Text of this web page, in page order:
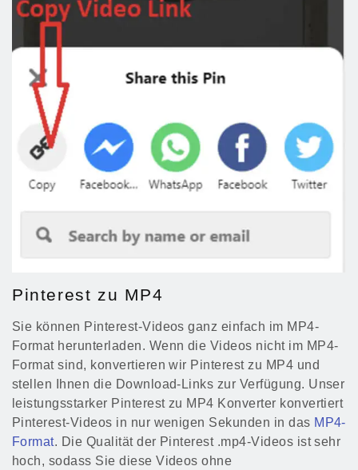
Pinterest zu MP4
Sie können Pinterest-Videos ganz einfach im MP4-
Format herunterladen. Wenn die Videos nicht im MP4-
Format sind, konvertieren wir Pinterest zu MP4 und
stellen Ihnen die Download-Links zur Verfügung. Unser
leistungsstarker Pinterest zu MP4 Konverter konvertiert
Pinterest-Videos in nur wenigen Sekunden in das MP4-
Format. Die Qualität der Pinterest .mp4-Videos ist sehr
hoch, sodass Sie diese Videos ohne